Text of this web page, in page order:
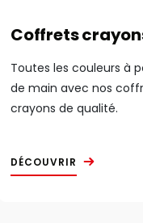
Coffrets
Toutes les couleurs à
de main avec nos
crayons de qualité.
DÉCOUVRIR